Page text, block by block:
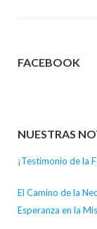
FACEBOOK
NUESTRAS
¡Testimonio de la
El Camino de la
Esperanza en la